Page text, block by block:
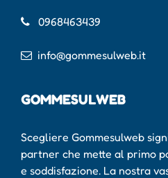
0968463439
info@gommesulweb.it
GOMMESULWEB
Scegliere Gommesulweb
partner che mette al primo
e soddisfazione. La nostra